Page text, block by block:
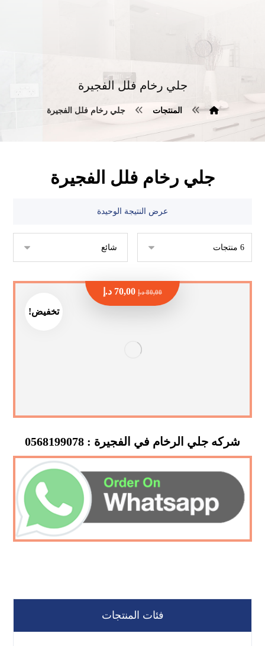
جلي رخام فلل الفجيرة
المنتجات جلي رخام فلل الفجيرة
جلي رخام فلل الفجيرة
عرض النتيجة الوحيدة
تخفيض!
شركه جلي الرخام في الفجيرة : 0568199078
80,00 د.إ 70,00 د.إ
فئات المنتجات